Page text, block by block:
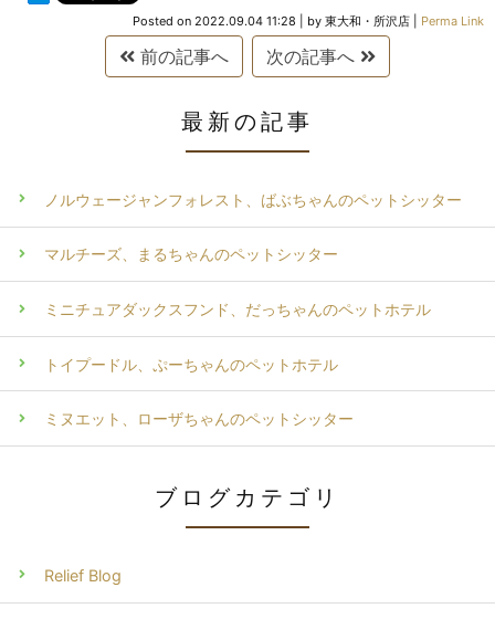
Posted on 2022.09.04 11:28 by 東大和・所沢店 Perma Link
前の記事へ 次の記事へ
最新の記事
ノルウェージャンフォレスト、ばぶちゃんのペットシッター
マルチーズ、まるちゃんのペットシッター
ミニチュアダックスフンド、だっちゃんのペットホテル
トイプードル、ぷーちゃんのペットホテル
ミヌエット、ローザちゃんのペットシッター
ブログカテゴリ
Relief Blog